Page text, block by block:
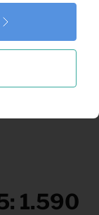
1.590